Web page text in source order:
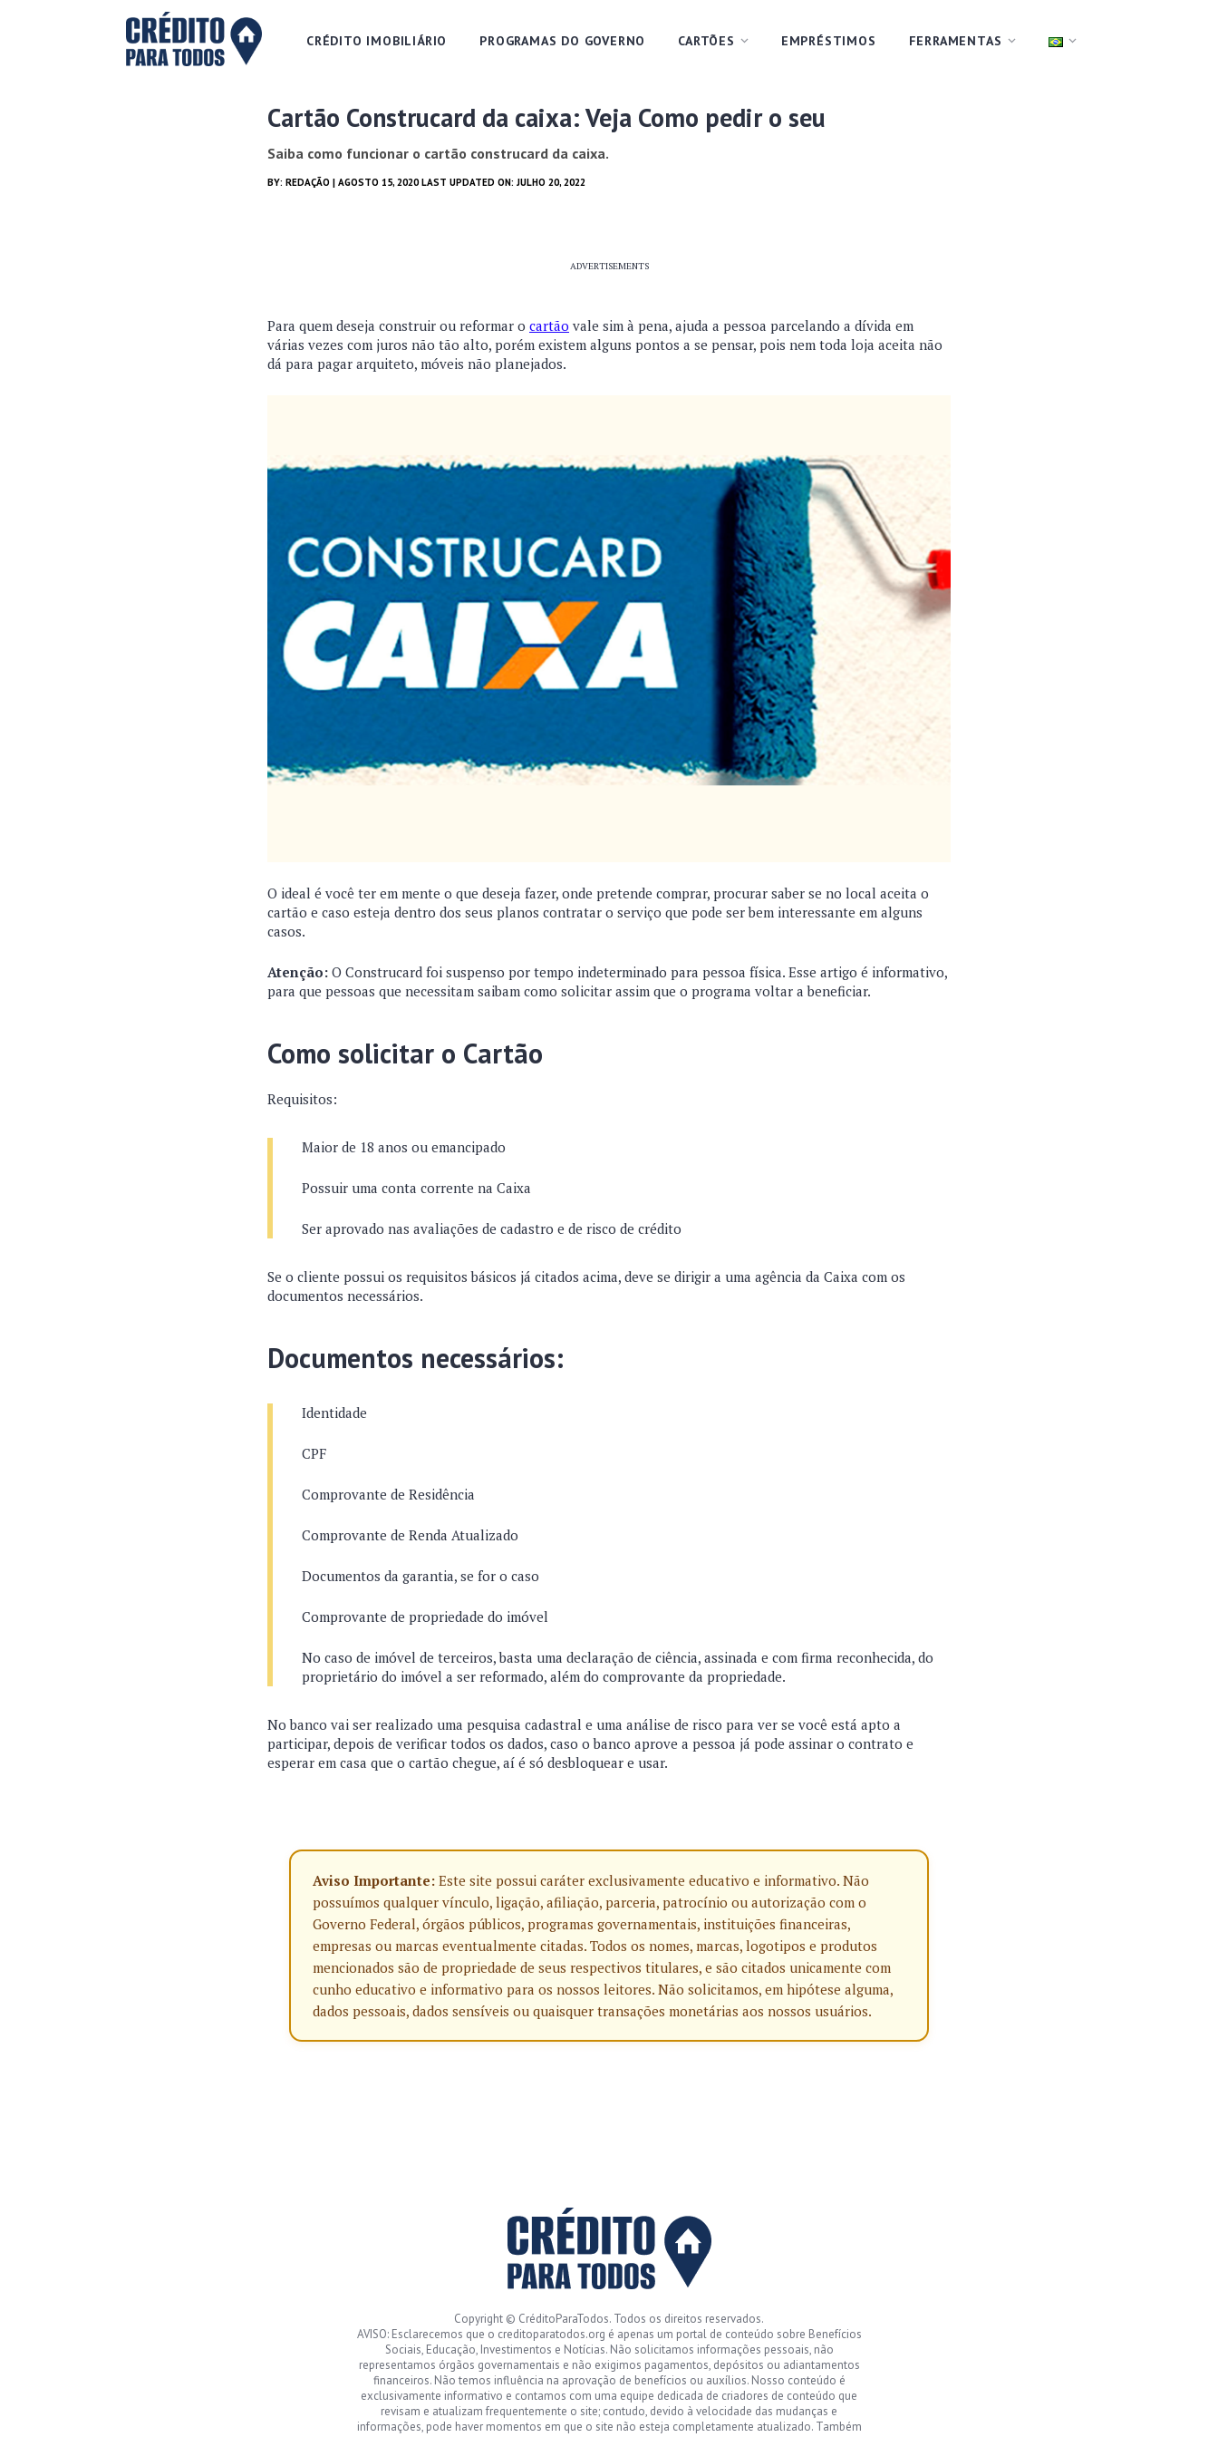
CRÉDITO IMOBILIÁRIO PROGRAMAS DO GOVERNO CARTÕES EMPRÉSTIMOS FERRAMENTAS
Cartão Construcard da caixa: Veja Como pedir o seu
Saiba como funcionar o cartão construcard da caixa.
BY: REDAÇÃO | AGOSTO 15, 2020 LAST UPDATED ON: JULHO 20, 2022
ADVERTISEMENTS
Para quem deseja construir ou reformar o cartão vale sim à pena, ajuda a pessoa parcelando a dívida em
várias vezes com juros não tão alto, porém existem alguns pontos a se pensar, pois nem toda loja aceita não
dá para pagar arquiteto, móveis não planejados.
O ideal é você ter em mente o que deseja fazer, onde pretende comprar, procurar saber se no local aceita o
cartão e caso esteja dentro dos seus planos contratar o serviço que pode ser bem interessante em alguns
casos.
Atenção: O Construcard foi suspenso por tempo indeterminado para pessoa física. Esse artigo é informativo,
para que pessoas que necessitam saibam como solicitar assim que o programa voltar a beneficiar.
Como solicitar o Cartão
Requisitos:
Maior de 18 anos ou emancipado
Possuir uma conta corrente na Caixa
Ser aprovado nas avaliações de cadastro e de risco de crédito
Se o cliente possui os requisitos básicos já citados acima, deve se dirigir a uma agência da Caixa com os
documentos necessários.
Documentos necessários:
Identidade
CPF
Comprovante de Residência
Comprovante de Renda Atualizado
Documentos da garantia, se for o caso
Comprovante de propriedade do imóvel
No caso de imóvel de terceiros, basta uma declaração de ciência, assinada e com firma reconhecida, do
proprietário do imóvel a ser reformado, além do comprovante da propriedade.
No banco vai ser realizado uma pesquisa cadastral e uma análise de risco para ver se você está apto a
participar, depois de verificar todos os dados, caso o banco aprove a pessoa já pode assinar o contrato e
esperar em casa que o cartão chegue, aí é só desbloquear e usar.
Aviso Importante: Este site possui caráter exclusivamente educativo e informativo. Não
possuímos qualquer vínculo, ligação, afiliação, parceria, patrocínio ou autorização com o
Governo Federal, órgãos públicos, programas governamentais, instituições financeiras,
empresas ou marcas eventualmente citadas. Todos os nomes, marcas, logotipos e produtos
mencionados são de propriedade de seus respectivos titulares, e são citados unicamente com
cunho educativo e informativo para os nossos leitores. Não solicitamos, em hipótese alguma,
dados pessoais, dados sensíveis ou quaisquer transações monetárias aos nossos usuários.
Copyright © CréditoParaTodos. Todos os direitos reservados.
AVISO: Esclarecemos que o creditoparatodos.org é apenas um portal de conteúdo sobre Benefícios
Sociais, Educação, Investimentos e Notícias. Não solicitamos informações pessoais, não
representamos órgãos governamentais e não exigimos pagamentos, depósitos ou adiantamentos
financeiros. Não temos influência na aprovação de benefícios ou auxílios. Nosso conteúdo é
exclusivamente informativo e contamos com uma equipe dedicada de criadores de conteúdo que
revisam e atualizam frequentemente o site; contudo, devido à velocidade das mudanças e
informações, pode haver momentos em que o site não esteja completamente atualizado. Também